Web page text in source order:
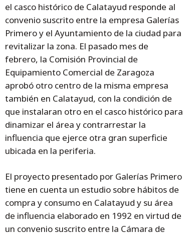
el casco histórico de Calatayud responde al
convenio suscrito entre la empresa Galerías
Primero y el Ayuntamiento de la ciudad para
revitalizar la zona. El pasado mes de
febrero, la Comisión Provincial de
Equipamiento Comercial de Zaragoza
aprobó otro centro de la misma empresa
también en Calatayud, con la condición de
que instalaran otro en el casco histórico para
dinamizar el área y contrarrestar la
influencia que ejerce otra gran superficie
ubicada en la periferia.
El proyecto presentado por Galerías Primero
tiene en cuenta un estudio sobre hábitos de
compra y consumo en Calatayud y su área
de influencia elaborado en 1992 en virtud de
un convenio suscrito entre la Cámara de